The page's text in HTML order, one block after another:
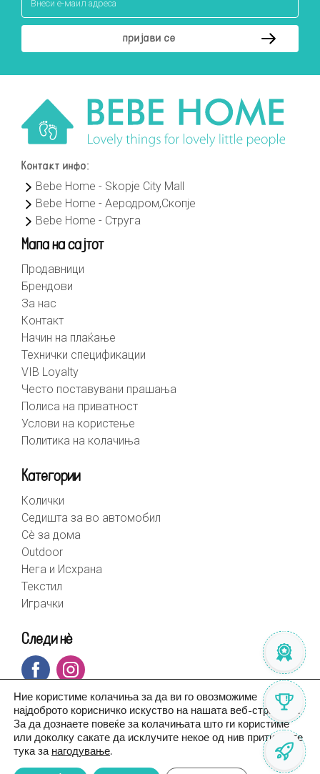
Контакт инфо:
Bebe Home - Skopje City Mall
Bebe Home - Аеродром,Скопје
Bebe Home - Струга
Мапа на сајтот
Продавници
Брендови
За нас
Контакт
Начин на плаќање
Технички спецификации
VIB Loyalty
Често поставувани прашања
Полиса на приватност
Услови на користење
Политика на колачиња
Категории
Колички
Седишта за во автомобил
Сè за дома
Outdoor
Нега и Исхрана
Текстил
Играчки
Следи нè
Ние користиме колачиња за да ви го овозможиме
најдоброто корисничко искуство на нашата веб-страница.
За да дознаете повеќе за колачињата што ги користиме
или доколку сакате да исклучите некое од нив притиснете
тука за нагодување.